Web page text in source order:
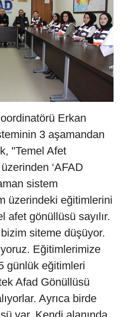
Erkan
3 aşamandan
"Temel Afet
‘AFAD
sistem
üzerindeki eğitimlerini
afet gönüllüsü sayılır.
siteme düşüyor.
Eğitimlerimize
günlük eğitimleri
Afad Gönüllüsü
Ayrıca birde